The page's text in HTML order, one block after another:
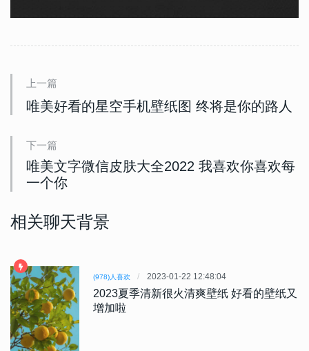
上一篇
唯美好看的星空手机壁纸图 终将是你的路人
下一篇
唯美文字微信皮肤大全2022 我喜欢你喜欢每
一个你
相关聊天背景
(978)人喜欢 2023-01-22 12:48:04
2023夏季清新很火清爽壁纸 好看的壁纸又
增加啦